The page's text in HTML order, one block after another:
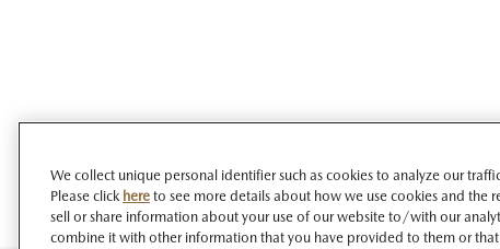
We collect unique personal identifier such as cookies to analyze our
Please click here to see more details about how we use cookies and the
sell or share information about your use of our website to/with our
combine it with other information that you have provided to them or